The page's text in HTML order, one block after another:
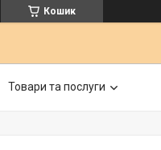
Кошик
Товари та послуги